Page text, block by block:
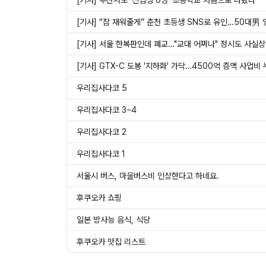
[기사] “잠 재워줄게” 춘천 초등생 SNS로 유인…50대男
[기사] 서울 한복판인데 폐교…"교대 어쩌나" 정시도 사실
[기사] GTX-C 도봉 '지하화' 가닥…4500억 증액 사업비
우리집사다코 5
우리집사다코 3~4
우리집사다코 2
우리집사다코 1
서울시 버스, 마을버스비 인상한다고 하네요.
후쿠오카 쇼핑
일본 방사능 음식, 식당
후쿠오카 맛집 리스트